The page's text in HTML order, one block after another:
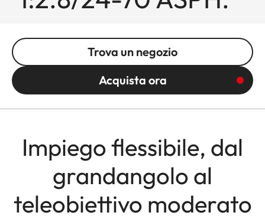
Trova un negozio
Acquista ora
Impiego flessibile, dal
grandangolo al
teleobiettivo moderato